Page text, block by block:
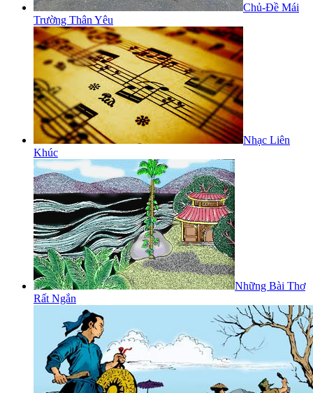
Chủ-Đề Mái
Trường Thân Yêu
Nhạc Liên
Khúc
Những Bài Thơ
Rất Ngắn